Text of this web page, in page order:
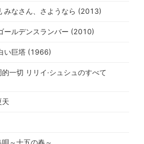
みなさん、さようなら (2013)
ールデンスランバー (2010)
い巨塔 (1966)
一切 リリイ·シュシュのすべて
天
～十五の春～